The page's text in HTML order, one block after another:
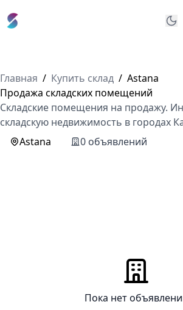
Главная / Купить склад / Astana
Продажа складских помещений
Складские помещения на продажу.
складскую недвижимость в городах
Astana
0 объявлений
Пока нет